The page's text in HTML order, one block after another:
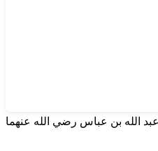
الله بن عباس رضي الله عنهما